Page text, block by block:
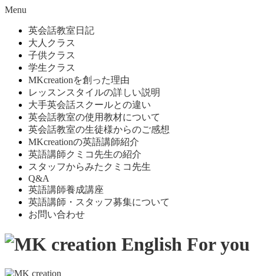
Menu
英会話教室日記
大人クラス
子供クラス
学生クラス
MKcreationを創った理由
レッスンスタイルの詳しい説明
大手英会話スクールとの違い
英会話教室の使用教材について
英会話教室の生徒様からのご感想
MKcreationの英語講師紹介
英語講師クミコ先生の紹介
スタッフからみたクミコ先生
Q&A
英語講師養成講座
英語講師・スタッフ募集について
お問い合わせ